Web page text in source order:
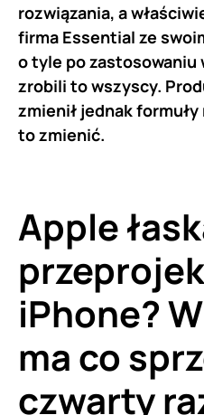
rozwiązania, a
firma Essential ze
o tyle po zastosowaniu
zrobili to wszyscy.
zmienił jednak
to zmienić.
Apple
iPhone?
ma co
czwarty